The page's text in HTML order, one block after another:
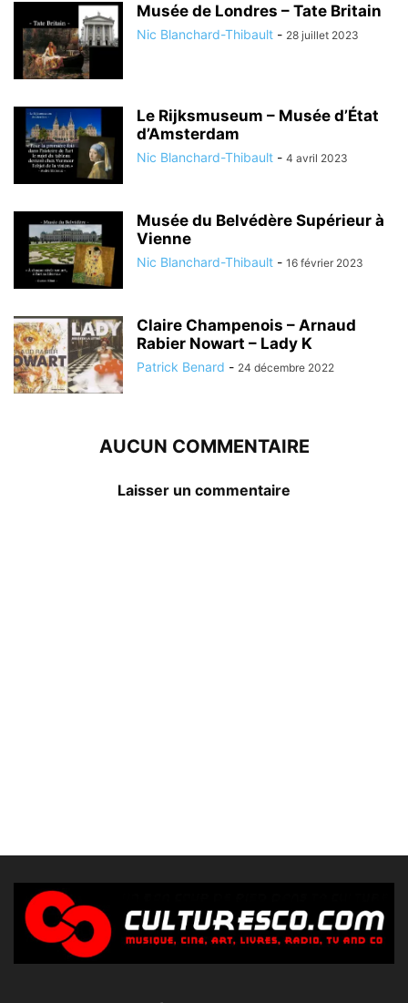
Musée de Londres – Tate Britain
Nic Blanchard-Thibault - 28 juillet 2023
Le Rijksmuseum – Musée d’État
d’Amsterdam
Nic Blanchard-Thibault - 4 avril 2023
Musée du Belvédère Supérieur à
Vienne
Nic Blanchard-Thibault - 16 février 2023
Claire Champenois – Arnaud
Rabier Nowart – Lady K
Patrick Benard - 24 décembre 2022
AUCUN COMMENTAIRE
Laisser un commentaire